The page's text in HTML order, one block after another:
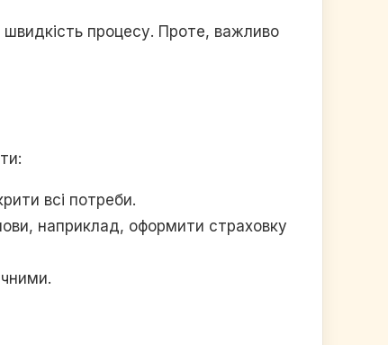
швидкість процесу. Проте, важливо
всі потреби.
наприклад, оформити страховку